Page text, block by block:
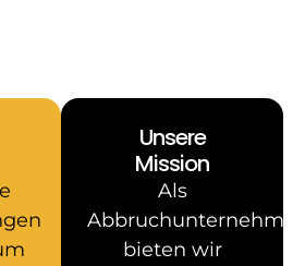
Unsere
Mission
Als
bieten wir